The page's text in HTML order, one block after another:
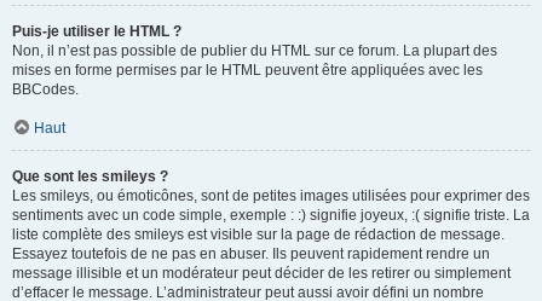
Puis-je utiliser le HTML ?
Non, il n’est pas possible de publier du HTML sur ce forum. La plupart des
mises en forme permises par le HTML peuvent être appliquées avec les
BBCodes.
Haut
Que sont les smileys ?
Les smileys, ou émoticônes, sont de petites images utilisées pour exprimer des
sentiments avec un code simple, exemple : :) signifie joyeux, :( signifie triste. La
liste complète des smileys est visible sur la page de rédaction de message.
Essayez toutefois de ne pas en abuser. Ils peuvent rapidement rendre un
message illisible et un modérateur peut décider de les retirer ou simplement
d’effacer le message. L’administrateur peut aussi avoir défini un nombre